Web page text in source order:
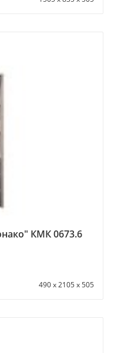
КМК 0673.6
490 х 2105 х 505